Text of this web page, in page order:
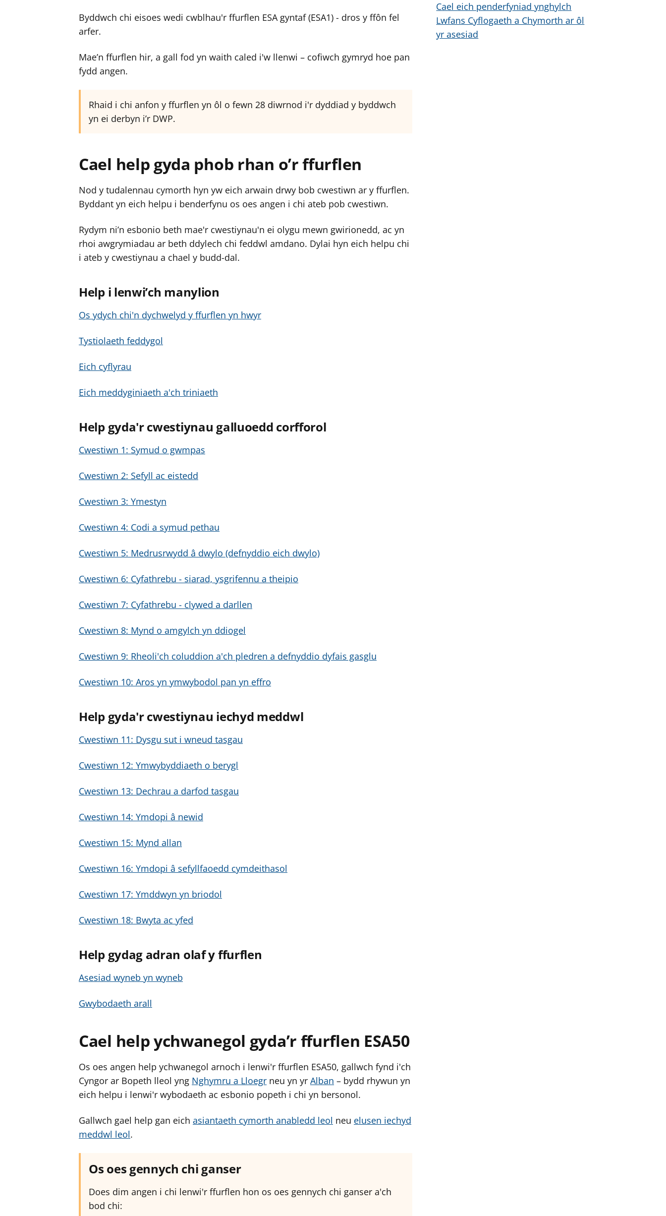
n
r
y
y
n
o
r
a
r
f
y
g
y
Byddwch chi eisoes wedi cwblhau'r ffurflen ESA gyntaf (ESA1) - dros y ffôn fel
arfer.
Mae’n ffurflen hir, a gall fod yn waith caled i'w llenwi – cofiwch gymryd hoe pan
fydd angen.
Rhaid i chi anfon y ffurflen yn ôl o fewn 28 diwrnod i'r dyddiad y byddwch
yn ei derbyn i’r DWP.
Cael help gyda phob rhan o’r ffurflen
Nod y tudalennau cymorth hyn yw eich arwain drwy bob cwestiwn ar y ffurflen.
Byddant yn eich helpu i benderfynu os oes angen i chi ateb pob cwestiwn.
Rydym ni’n esbonio beth mae'r cwestiynau'n ei olygu mewn gwirionedd, ac yn
rhoi awgrymiadau ar beth ddylech chi feddwl amdano. Dylai hyn eich helpu chi
i ateb y cwestiynau a chael y budd-dal.
Help i lenwi’ch manylion
Os ydych chi'n dychwelyd y ffurflen yn hwyr
Tystiolaeth feddygol
Eich cyflyrau
Eich meddyginiaeth a'ch triniaeth
Help gyda'r cwestiynau galluoedd corfforol
Cwestiwn 1: Symud o gwmpas
Cwestiwn 2: Sefyll ac eistedd
Cwestiwn 3: Ymestyn
Cwestiwn 4: Codi a symud pethau
Cwestiwn 5: Medrusrwydd â dwylo (defnyddio eich dwylo)
Cwestiwn 6: Cyfathrebu - siarad, ysgrifennu a theipio
Cwestiwn 7: Cyfathrebu - clywed a darllen
Cwestiwn 8: Mynd o amgylch yn ddiogel
Cwestiwn 9: Rheoli'ch coluddion a'ch pledren a defnyddio dyfais gasglu
Cwestiwn 10: Aros yn ymwybodol pan yn effro
Help gyda'r cwestiynau iechyd meddwl
Cwestiwn 11: Dysgu sut i wneud tasgau
Cwestiwn 12: Ymwybyddiaeth o berygl
Cwestiwn 13: Dechrau a darfod tasgau
Cwestiwn 14: Ymdopi â newid
Cwestiwn 15: Mynd allan
Cwestiwn 16: Ymdopi â sefyllfaoedd cymdeithasol
Cwestiwn 17: Ymddwyn yn briodol
Cwestiwn 18: Bwyta ac yfed
Help gydag adran olaf y ffurflen
Asesiad wyneb yn wyneb
Gwybodaeth arall
Cael help ychwanegol gyda’r ffurflen ESA50
Os oes angen help ychwanegol arnoch i lenwi'r ffurflen ESA50, gallwch fynd i'ch
Cyngor ar Bopeth lleol yng Nghymru a Lloegr neu yn yr Alban – bydd rhywun yn
eich helpu i lenwi'r wybodaeth ac esbonio popeth i chi yn bersonol.
Gallwch gael help gan eich asiantaeth cymorth anabledd leol neu elusen iechyd
meddwl leol.
Os oes gennych chi ganser
Does dim angen i chi lenwi'r ffurflen hon os oes gennych chi ganser a'ch
bod chi:
Cael eich penderfyniad ynghylch
Lwfans Cyflogaeth a Chymorth ar ôl
yr asesiad